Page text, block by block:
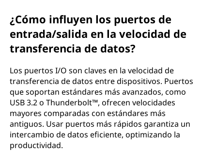
¿Cómo influyen los puertos de
entrada/salida en la velocidad de
transferencia de datos?
Los puertos I/O son claves en la velocidad de
transferencia de datos entre dispositivos. Puertos
que soportan estándares más avanzados, como
USB 3.2 o Thunderbolt™, ofrecen velocidades
mayores comparadas con estándares más
antiguos. Usar puertos más rápidos garantiza un
intercambio de datos eficiente, optimizando la
productividad.